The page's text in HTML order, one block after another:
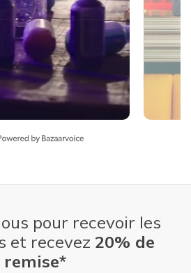
pour recevoir les
et recevez 20% de
remise*